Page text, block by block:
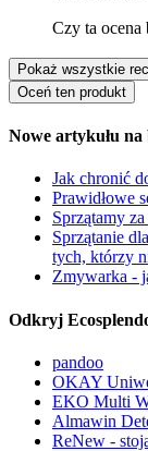
Czy ta ocena
Pokaż wszystkie
Oceń ten produkt
Nowe artykułu na
Jak chronić
Prawidłowe
Sprzątamy
Sprzątanie
tych, którzy
Zmywarka -
Odkryj
pandoo
OKAY
EKO Multi
Almawin
ReNew -